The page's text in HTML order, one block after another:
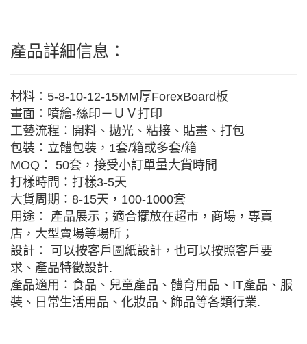
產品詳細信息：
材料：5-8-10-12-15MM厚ForexBoard板
畫面：噴繪-絲印－ＵＶ打印
工藝流程：開料、拋光、粘接、貼畫、打包
包裝：立體包裝，1套/箱或多套/箱
MOQ： 50套，接受小訂單量大貨時間
打樣時間：打樣3-5天
大貨周期：8-15天，100-1000套
用途： 產品展示；適合擺放在超市，商場，專賣
店，大型賣場等場所；
設計： 可以按客戶圖紙設計，也可以按照客戶要
求、產品特徵設計.
產品適用：食品、兒童產品、體育用品、IT產品、服
裝、日常生活用品、化妝品、飾品等各類行業.